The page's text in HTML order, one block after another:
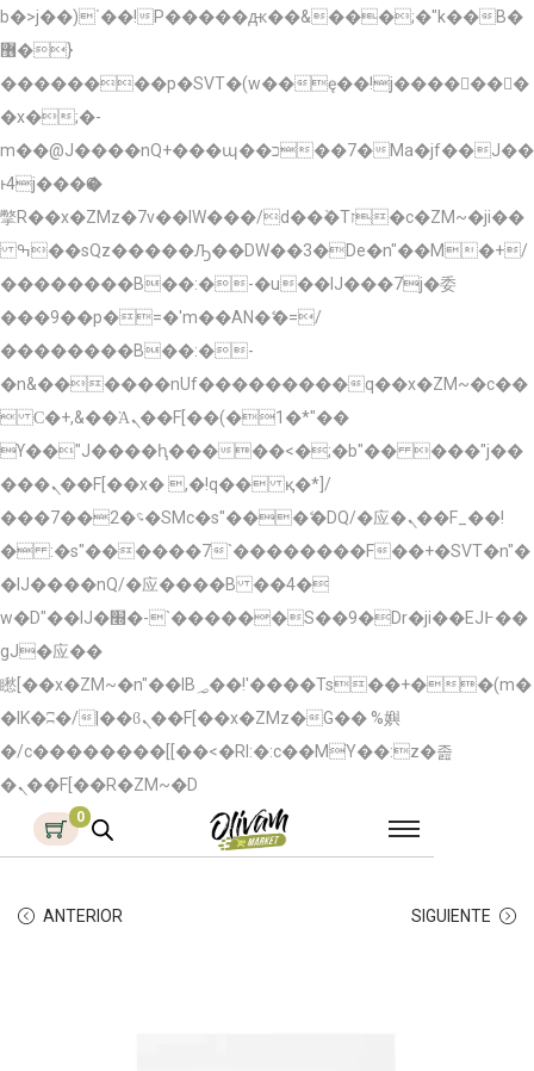
b�>j��)΄��!P�����ԫ��&���;�"k��B�
޶�}
��������p�SVT�(w��ę��!j�������
�x�;�-
m��@J����nQ+���պ��כ��7�Ma�jf��J��
ͱ4j���Ѳ�
撆R��x�ZMz�7v��IW���/d��ٞ�Тז�c�ZM~�ji��
ߒ��sQz�����Ԡ��DW��3�De�n"��M�+/
��������B��:�-�u��IJ���7j�委
���9��p�=�'m��AN�ޭ�=/
��������B��:�-
�n&������nUf���������q��x�ZM~�c��
 Ϲ�+,&��Ὰܢ��F[��(�1�*"��
ϒ��"J����ԧ�����<�;�b"�� ���"j��
���ܢ��F[��x� ,�!q�� қ�*]/
���؝�2��7�SMc�s"���ޭ�DQ/�应�ܢ��F_��!
� :�s"������7`��������F��+�SVT�n"�
�IJ����nQ/�应����B ��4�
w�D"��IJ�׭�-`������S��9�Dr�ji��EJ߅��
gJ�应��
矁[��x�ZM~�n"��IB؃��!'����Тѕ��+��(m�
�IK�ʭ�/|��ϐܢ��F[��x�ZMz�G�� %嬩
�/c��������[[��<�RI:�:c��MΎ��:z�졾
�ܢ��F[��R�ZM~�D
0
ANTERIOR SIGUIENTE